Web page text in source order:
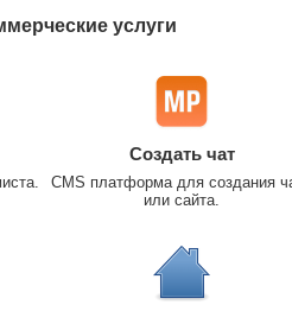
услуги
Создать чат
CMS платформа для создания
или сайта.